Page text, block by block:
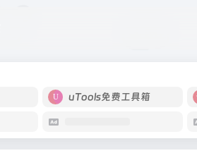
uTools免费工具箱